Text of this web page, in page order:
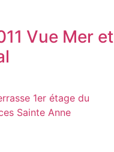
Vue Mer et